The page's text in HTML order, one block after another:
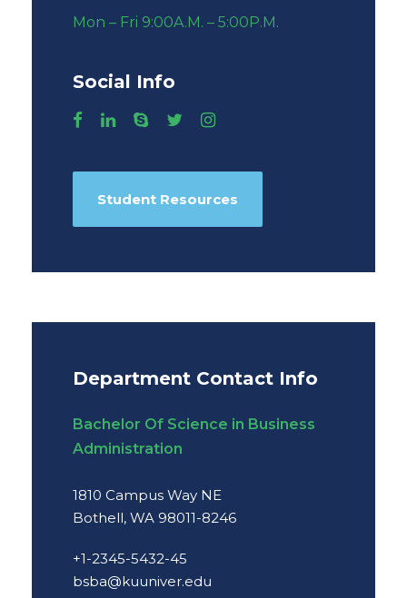
Mon – Fri 9:00A.M. – 5:00P.M.
Social Info
Student Resources
Department Contact Info
Bachelor Of Science in Business
Administration
1810 Campus Way NE
Bothell, WA 98011-8246
+1-2345-5432-45
bsba@kuuniver.edu